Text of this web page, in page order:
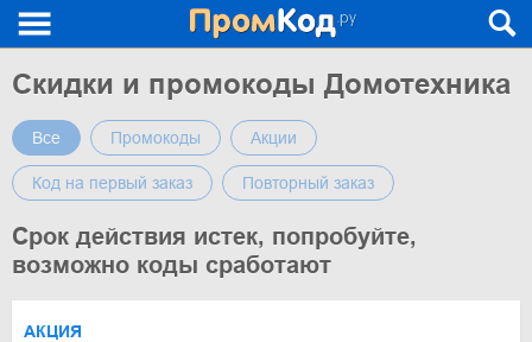
Скидки и промокоды Домотехника
Все Промокоды Акции
Код на первый заказ Повторный заказ
Срок действия истек, попробуйте,
возможно коды сработают
АКЦИЯ